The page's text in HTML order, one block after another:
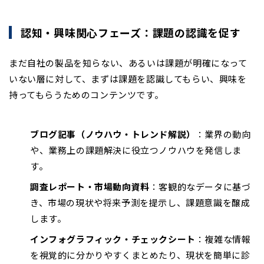
認知・興味関心フェーズ：課題の認識を促す
まだ自社の製品を知らない、あるいは課題が明確になって
いない層に対して、まずは課題を認識してもらい、興味を
持ってもらうためのコンテンツです。
ブログ記事（ノウハウ・トレンド解説）
：業界の動向
や、業務上の課題解決に役立つノウハウを発信しま
す。
調査レポート・市場動向資料 ：客観的なデータに基づ
き、市場の現状や将来予測を提示し、課題意識を醸成
します。
インフォグラフィック・チェックシート ：複雑な情報
を視覚的に分かりやすくまとめたり、現状を簡単に診